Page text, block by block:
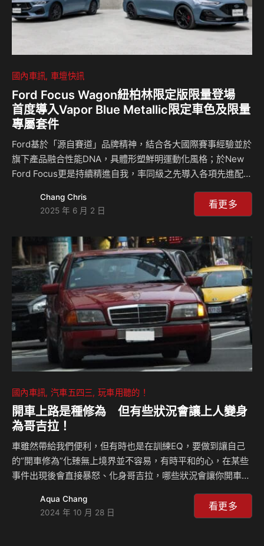
國內車訊 車壇快訊
Ford Focus Wagon紐柏林限定版限量登場
首度導入Vapor Blue Metallic限定車色及限量
專屬套件
Ford基於「源自賽道」品牌精神，結合各大國際賽事經驗並於
旗下產品融合性能DNA，具體形塑鮮明運動化風格；於New
Ford Focus更是持續精進自我，率同級之先導入各項先進配
範。於今第四代New Ford Focus於2019年在台上市以來，累
計銷售近7萬台，亦創下《車訊風雲獎》最佳國產中型車五連
層面，皆展現出優於同級的領銜地位。 為感謝消費者支持並
彰顯「Timeless Focus」永恆經典的本格精神，福特六和宣
布正式在台推出New Ford Focus Wagon紐柏林…
Chang Chris
2025 年 6 月 2 日
看更多
國內車訊 汽車五四三 玩車用聽的！
開車上路是種修為 但有些狀況會讓上人變身
為哥吉拉！
車雖然帶給我們便利，但有時也是在訓練EQ，要做到讓自己
的”開車修為”化臻無上境界並不容易，有時平和的心，在某些
事件出現後會直接暴怒、化身哥吉拉，哪些狀況會讓你開車時
致！一起來聽島叔和豪哥怎麼說？ 相關新聞：
Aqua Chang
2024 年 10 月 28 日
看更多